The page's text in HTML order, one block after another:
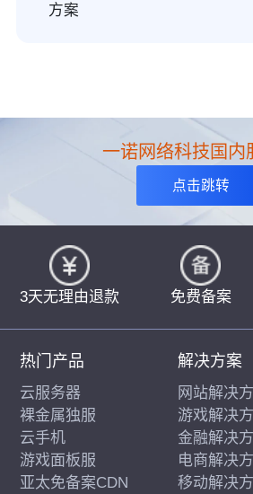
方案
一诺网络科技国内
点击跳转
3天无理由退款 免费备案
热门产品
云服务器
裸金属独服
云手机
游戏面板服
亚太免备案CDN
解决方案
网站解决
游戏解决
金融解决
电商解决
移动解决